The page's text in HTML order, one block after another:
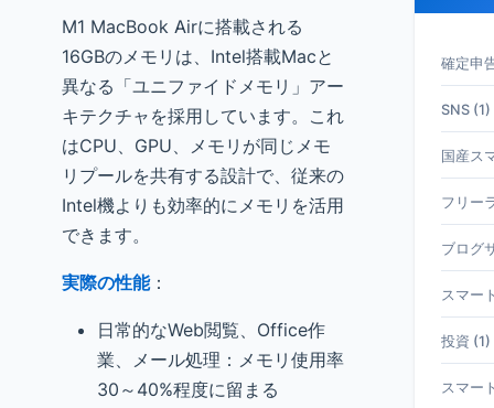
M1 MacBook Airに搭載される
16GBのメモリは、Intel搭載Macと
異なる「ユニファイドメモリ」アー
キテクチャを採用しています。これ
はCPU、GPU、メモリが同じメモ
リプールを共有する設計で、従来の
Intel機よりも効率的にメモリを活用
できます。
実際の性能：
日常的なWeb閲覧、Office作
業、メール処理：メモリ使用率
30～40%程度に留まる
確定申
SNS (1)
国産ス
フリー
ブログ
スマー
投資 (1)
スマー